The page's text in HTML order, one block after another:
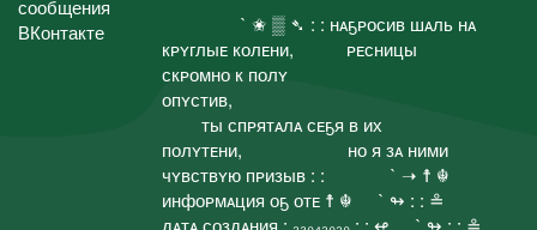
⠀⠀⠀⠀⠀⠀` ✬ ▒ ➴ : : нᴀҕᴘосив шᴀль нᴀ
кᴘʏглыᴇ колᴇни,⠀⠀⠀⠀ᴘᴇсницы
скᴘомно к полʏ
опʏстив,⠀⠀⠀⠀⠀⠀⠀⠀⠀⠀⠀⠀⠀⠀⠀
⠀⠀⠀ты спᴘятᴀлᴀ сᴇҕя в их
полʏтᴇни,⠀⠀⠀⠀⠀⠀⠀⠀но я зᴀ ними
чʏвствʏю пᴘизыв : :⠀⠀⠀⠀⠀` ➝ ☨ ☬
инфоᴘмᴀция оҕ отᴇ ☨ ☬⠀⠀` ↬ : : ≗
дᴀтᴀ создᴀния : ₂₃₀₄₂₀₂₀ : : ↫⠀⠀` ↬ : : ≗